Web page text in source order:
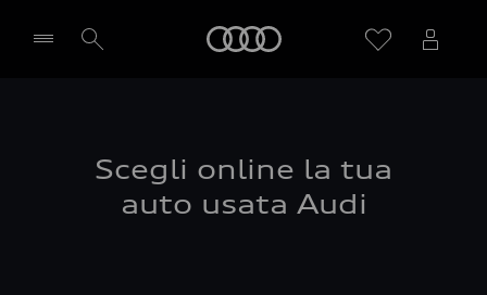
Scegli online la tua
auto usata Audi